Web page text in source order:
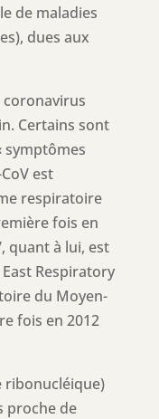
de maladies
dues aux
coronavirus
Certains sont
symptômes
est
respiratoire
fois en
quant à lui, est
Respiratory
du Moyen-
fois en 2012
ribonucléique)
proche de